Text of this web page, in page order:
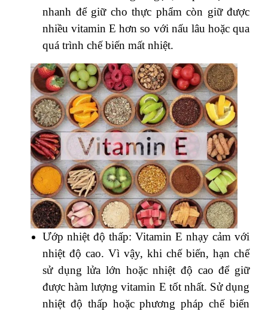
nhanh để giữ cho thực phẩm còn giữ được
nhiều vitamin E hơn so với nấu lâu hoặc qua
quá trình chế biến mất nhiệt.
Ướp nhiệt độ thấp: Vitamin E nhạy cảm với
nhiệt độ cao. Vì vậy, khi chế biến, hạn chế
sử dụng lửa lớn hoặc nhiệt độ cao để giữ
được hàm lượng vitamin E tốt nhất. Sử dụng
nhiệt độ thấp hoặc phương pháp chế biến